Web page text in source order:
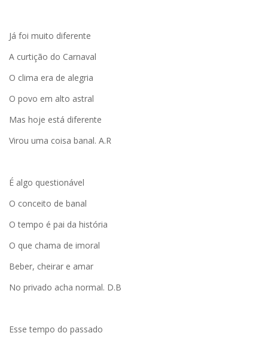
Já foi muito diferente
A curtição do Carnaval
O clima era de alegria
O povo em alto astral
Mas hoje está diferente
Virou uma coisa banal. A.R
É algo questionável
O conceito de banal
O tempo é pai da história
O que chama de imoral
Beber, cheirar e amar
No privado acha normal. D.B
Esse tempo do passado